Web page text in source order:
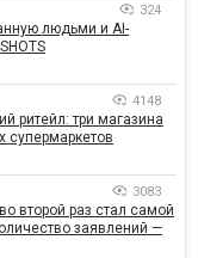
324
людьми и AI-
4148
ритейл: три магазина
супермаркетов
3083
второй раз стал самой
заявлений —